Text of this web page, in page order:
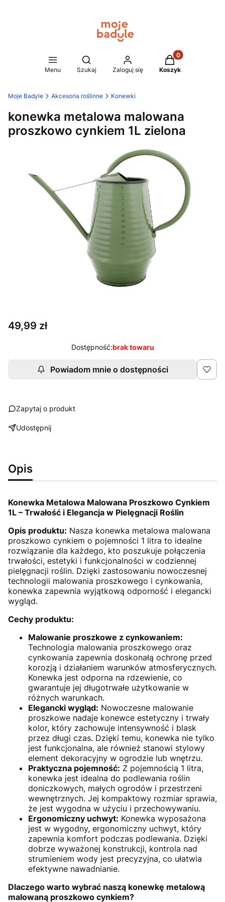
Menu
Otwórz wyszukiwarkę
Szukaj Zaloguj się
Produkty w
Koszyk
Moje Badyle Akcesoria roślinne Konewki
konewka metalowa malowana
proszkowo cynkiem 1L zielona
Cena
49,99 zł
Dostępność:brak towaru
Powiadom mnie o dostępności
Zapytaj o produkt
Udostępnij
Opis
Konewka Metalowa Malowana Proszkowo Cynkiem
1L – Trwałość i Elegancja w Pielęgnacji Roślin
Opis produktu: Nasza konewka metalowa malowana
proszkowo cynkiem o pojemności 1 litra to idealne
rozwiązanie dla każdego, kto poszukuje połączenia
trwałości, estetyki i funkcjonalności w codziennej
pielęgnacji roślin. Dzięki zastosowaniu nowoczesnej
technologii malowania proszkowego i cynkowania,
konewka zapewnia wyjątkową odporność i elegancki
wygląd.
Cechy produktu:
Malowanie proszkowe z cynkowaniem:
Technologia malowania proszkowego oraz
cynkowania zapewnia doskonałą ochronę przed
korozją i działaniem warunków atmosferycznych.
Konewka jest odporna na rdzewienie, co
gwarantuje jej długotrwałe użytkowanie w
różnych warunkach.
Elegancki wygląd: Nowoczesne malowanie
proszkowe nadaje konewce estetyczny i trwały
kolor, który zachowuje intensywność i blask
przez długi czas. Dzięki temu, konewka nie tylko
jest funkcjonalna, ale również stanowi stylowy
element dekoracyjny w ogrodzie lub wnętrzu.
Praktyczna pojemność: Z pojemnością 1 litra,
konewka jest idealna do podlewania roślin
doniczkowych, małych ogrodów i przestrzeni
wewnętrznych. Jej kompaktowy rozmiar sprawia,
że jest wygodna w użyciu i przechowywaniu.
Ergonomiczny uchwyt: Konewka wyposażona
jest w wygodny, ergonomiczny uchwyt, który
zapewnia komfort podczas podlewania. Dzięki
dobrze wyważonej konstrukcji, kontrola nad
strumieniem wody jest precyzyjna, co ułatwia
efektywne nawadnianie.
Dlaczego warto wybrać naszą konewkę metalową
malowaną proszkowo cynkiem?